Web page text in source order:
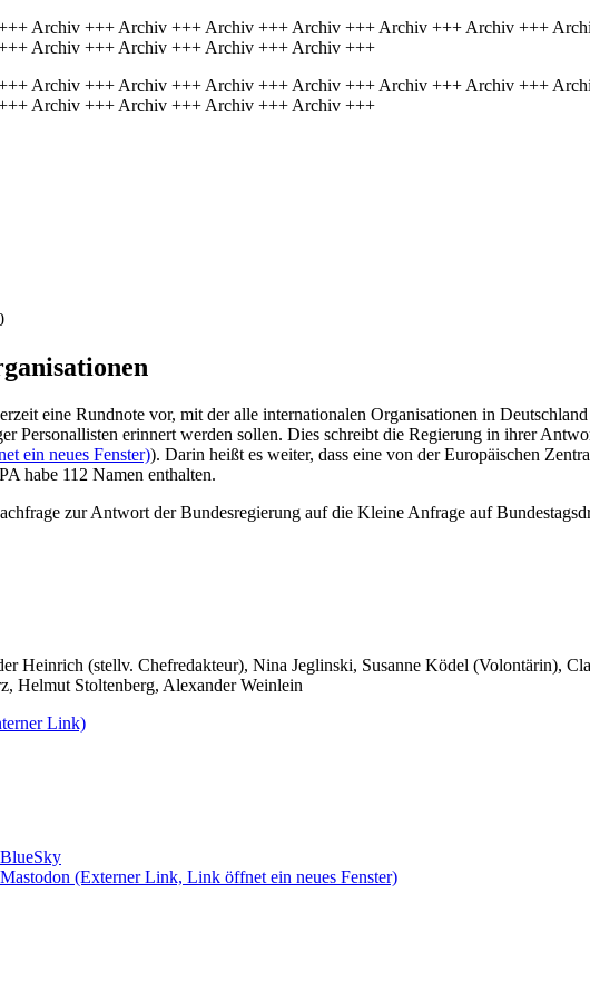
Archiv +++ Archiv +++ Archiv +++ Archiv +++ Archiv +++ Archiv +++
Archiv +++ Archiv +++ Archiv +++ Archiv +++
Archiv +++ Archiv +++ Archiv +++ Archiv +++ Archiv +++ Archiv +++
Archiv +++ Archiv +++ Archiv +++ Archiv +++
eine Rundnote vor, mit der alle internationalen Organisationen in
Personallisten erinnert werden sollen. Dies schreibt die Regierung in ihrer
ein neues Fenster)). Darin heißt es weiter, dass eine von der Europäischen
habe 112 Namen enthalten.
zur Antwort der Bundesregierung auf die Kleine Anfrage auf
Heinrich (stellv. Chefredakteur), Nina Jeglinski, Susanne Ködel (Volontärin),
Helmut Stoltenberg, Alexander Weinlein
Link)
(Externer Link, Link öffnet ein neues Fenster)